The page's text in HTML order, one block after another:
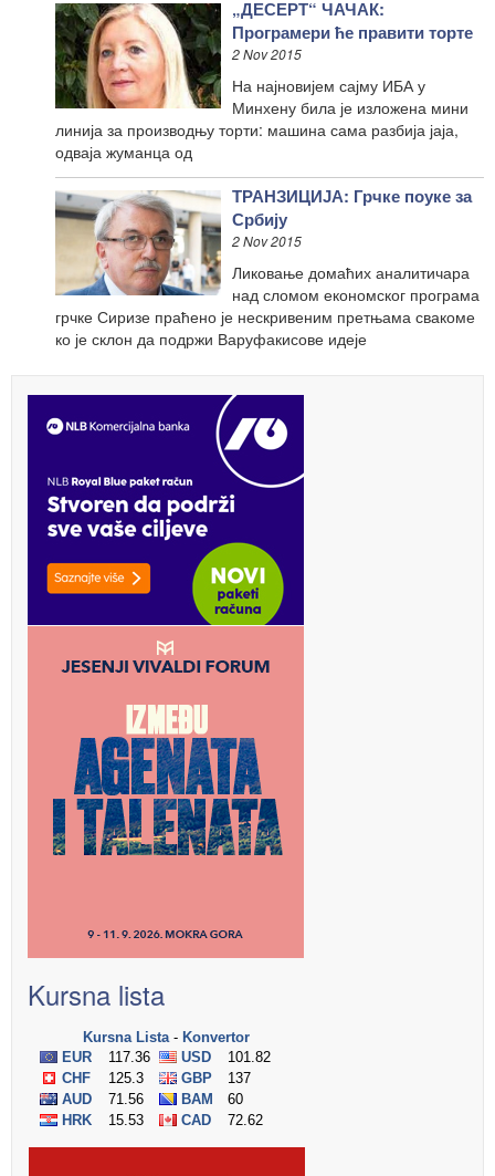
„ДЕСЕРТ“ ЧАЧАК:
Програмери ће правити торте
2 Nov 2015
На најновијем сајму ИБА у
Минхену била је изложена мини
линија за производњу торти: машина сама разбија јаја,
одваја жуманца од
ТРАНЗИЦИЈА: Грчке поуке за
Србију
2 Nov 2015
Ликовање домаћих аналитичара
над сломом економског програма
грчке Сиризе праћено је нескривеним претњама свакоме
ко је склон да подржи Варуфакисове идеје
Kursna lista